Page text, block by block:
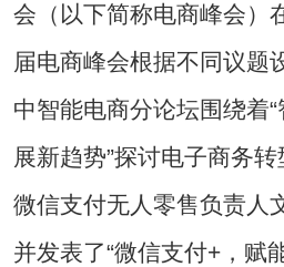
会（以下简称电商峰会）
届电商峰会根据不同议题
中智能电商分论坛围绕着
展新趋势”探讨电子商务
微信支付无人零售负责人
并发表了“微信支付+，赋